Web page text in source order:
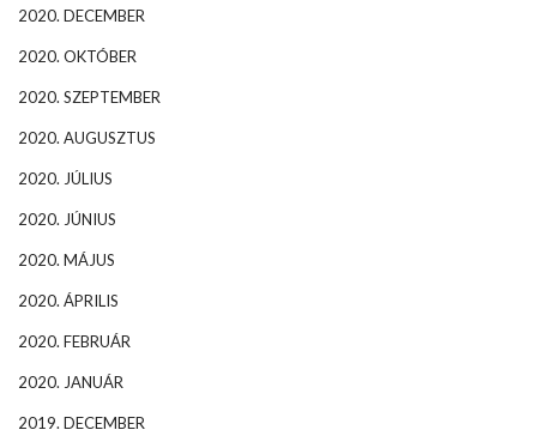
2020. DECEMBER
2020. OKTÓBER
2020. SZEPTEMBER
2020. AUGUSZTUS
2020. JÚLIUS
2020. JÚNIUS
2020. MÁJUS
2020. ÁPRILIS
2020. FEBRUÁR
2020. JANUÁR
2019. DECEMBER